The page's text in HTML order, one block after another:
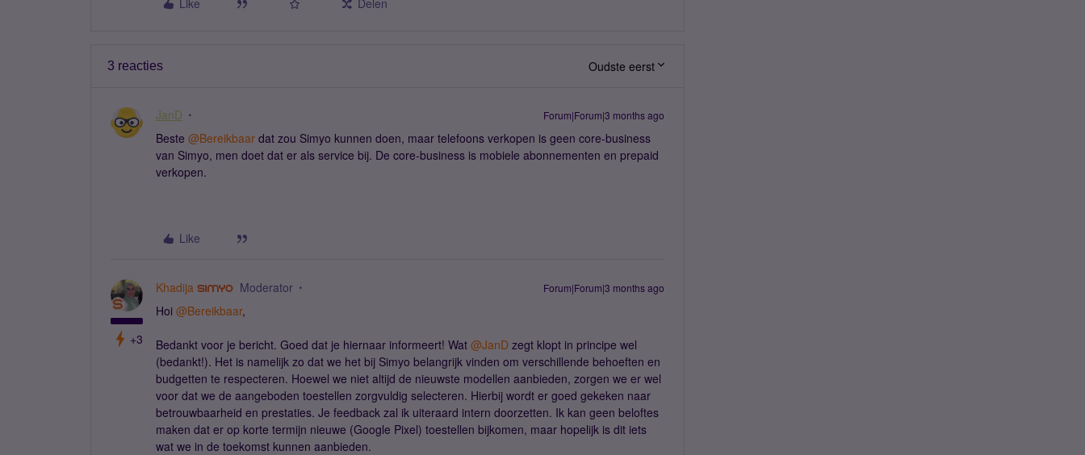
Like Delen
3 reacties Oudste eerst
JanD Forum|Forum|3 months ago
Beste ​ @Bereikbaar dat zou Simyo kunnen doen, maar telefoons verkopen is geen core-business
van Simyo, men doet dat er als service bij. De core-business is mobiele abonnementen en prepaid
verkopen.
Like
+3
Khadija Moderator Forum|Forum|3 months ago
Hoi ​ @Bereikbaar,
Bedankt voor je bericht. Goed dat je hiernaar informeert! Wat ​ @JanD zegt klopt in principe wel
(bedankt!). Het is namelijk zo dat we het bij Simyo belangrijk vinden om verschillende behoeften en
budgetten te respecteren. Hoewel we niet altijd de nieuwste modellen aanbieden, zorgen we er wel
voor dat we de aangeboden toestellen zorgvuldig selecteren. Hierbij wordt er goed gekeken naar
betrouwbaarheid en prestaties. Je feedback zal ik uiteraard intern doorzetten. Ik kan geen beloftes
maken dat er op korte termijn nieuwe (Google Pixel) toestellen bijkomen, maar hopelijk is dit iets
wat we in de toekomst kunnen aanbieden.